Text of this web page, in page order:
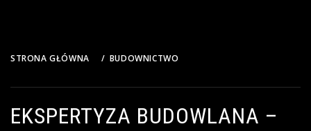
STRONA GŁÓWNA
BUDOWNICTWO
EKSPERTYZA BUDOWLANA –